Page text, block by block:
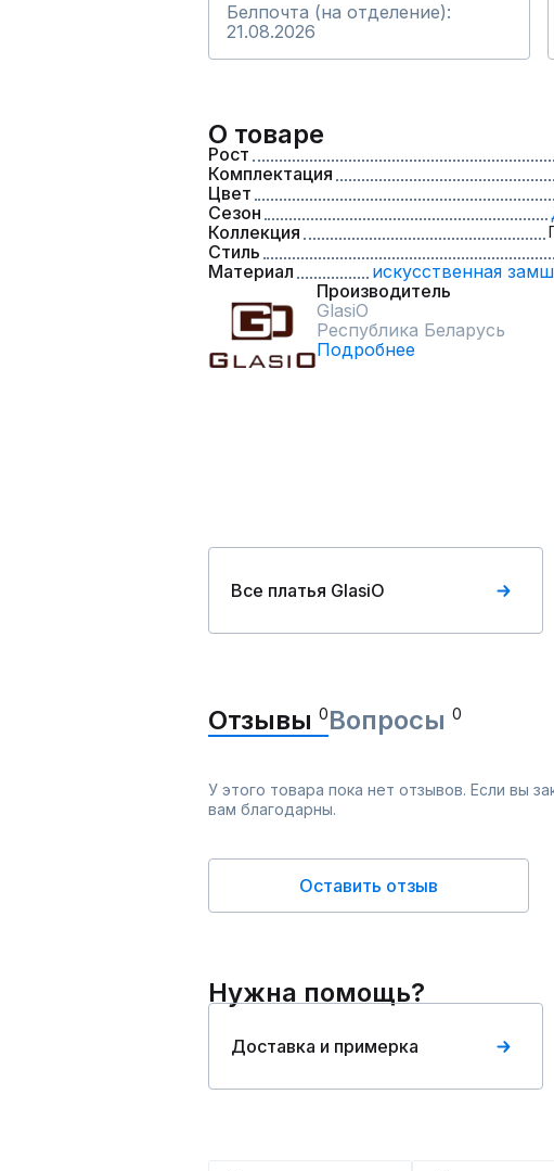
Белпочта (на отделение):
21.08.2026
О товаре
Рост
Комплектация
Цвет
Сезон
Коллекция
Стиль
Материал
искусственная
Производитель
GlasiO
Республика Беларусь
Подробнее
Все платья GlasiO
Отзывы 0Вопросы 0
У этого товара пока нет отзывов. Если вы
вам благодарны.
Оставить отзыв
Нужна помощь?
Доставка и примерка